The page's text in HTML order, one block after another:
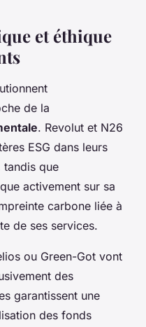
et éthique
de la
. Revolut et N26
ESG dans leurs
tandis que
activement sur sa
carbone liée à
de ses services.
ou Green-Got vont
des
garantissent une
des fonds